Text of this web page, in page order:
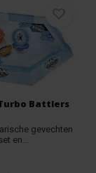
Battlers
gevechten
en...